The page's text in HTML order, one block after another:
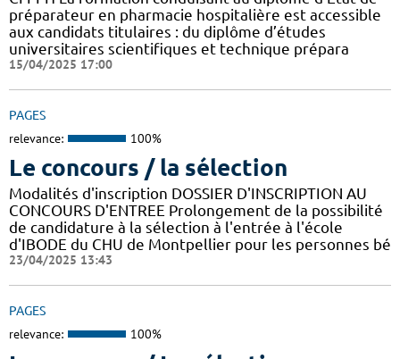
préparateur en pharmacie hospitalière est accessible
aux candidats titulaires : du diplôme d’études
universitaires scientifiques et technique prépara
15/04/2025 17:00
PAGES
relevance: 100%
Le concours / la sélection
Modalités d'inscription DOSSIER D'INSCRIPTION AU
CONCOURS D'ENTREE Prolongement de la possibilité
de candidature à la sélection à l'entrée à l'école
d'IBODE du CHU de Montpellier pour les personnes bé
23/04/2025 13:43
PAGES
relevance: 100%